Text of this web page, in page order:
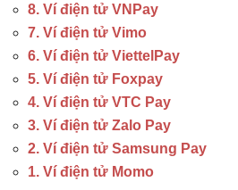
8. Ví điện tử VNPay
7. Ví điện tử Vimo
6. Ví điện tử ViettelPay
5. Ví điện tử Foxpay
4. Ví điện tử VTC Pay
3. Ví điện tử Zalo Pay
2. Ví điện tử Samsung Pay
1. Ví điện tử Momo